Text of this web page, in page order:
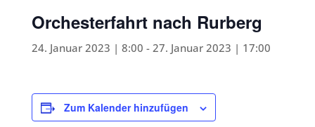
Orchesterfahrt nach Rurberg
24. Januar 2023 | 8:00 - 27. Januar 2023 | 17:00
Zum Kalender hinzufügen